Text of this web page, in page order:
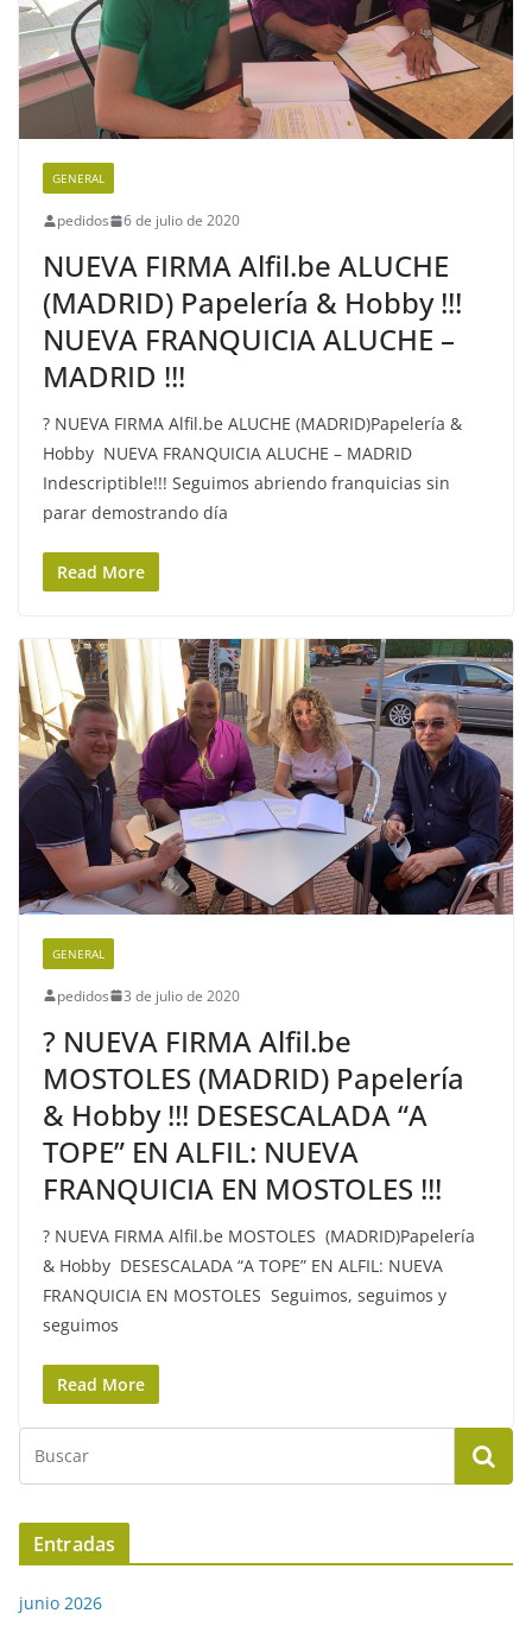
GENERAL
pedidos 6 de julio de 2020
NUEVA FIRMA Alfil.be ALUCHE
(MADRID) Papelería & Hobby !!!
NUEVA FRANQUICIA ALUCHE –
MADRID !!!
? NUEVA FIRMA Alfil.be ALUCHE (MADRID)Papelería &
Hobby NUEVA FRANQUICIA ALUCHE – MADRID
Indescriptible!!! Seguimos abriendo franquicias sin
parar demostrando día
Read More
GENERAL
pedidos 3 de julio de 2020
? NUEVA FIRMA Alfil.be
MOSTOLES (MADRID) Papelería
& Hobby !!! DESESCALADA “A
TOPE” EN ALFIL: NUEVA
FRANQUICIA EN MOSTOLES !!!
? NUEVA FIRMA Alfil.be MOSTOLES (MADRID)Papelería
& Hobby DESESCALADA “A TOPE” EN ALFIL: NUEVA
FRANQUICIA EN MOSTOLES Seguimos, seguimos y
seguimos
Read More
Entradas
junio 2026